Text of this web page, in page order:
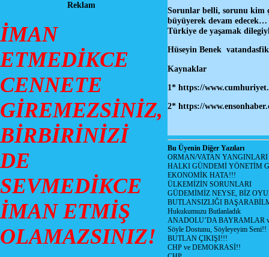
Reklam
İMAN
ETMEDİKCE
CENNETE
GİREMEZSİNİZ,
BİRBİRİNİZİ
DE
SEVMEDİKCE
İMAN ETMİŞ
OLAMAZSINIZ!
Sorunlar belli, sorunu kim
büyüyerek devam
Türkiye de yaşamak
Hüseyin Benek
Kaynaklar
1* https://
2* https://
Bu Üyenin Diğer Yazıları
ORMAN/VATAN
HALKI GÜNDEMİ YÖNETİM
EKONOMİK HATA!!!
ÜLKEMİZİN SORUNLARI
GÜDEMİMİZ NEYSE, BİZ
BUTLANSIZLIĞI
Hukukumuzu Butlanladık
ANADOLU’DA BAYRAMLAR
Söyle Dostunu, Söyleyeyim Seni!!
BUTLAN ÇIKIŞI!!!
CHP ve DEMOKRASİ!!